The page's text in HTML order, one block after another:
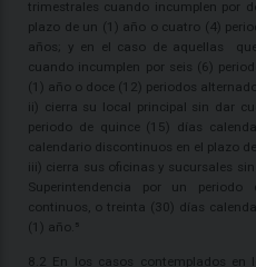
trimestrales cuando incumplen por
plazo de un (1) año o cuatro (4)
años; y en el caso de aquellas
cuando incumplen por seis (6)
(1) año o doce (12) periodos
ii) cierra su local principal sin dar
periodo de quince (15) días
calendario discontinuos en el plazo
iii) cierra sus oficinas y sucursales
Superintendencia por un
continuos, o treinta (30) días
(1) año.⁵
8.2 En los casos contemplados